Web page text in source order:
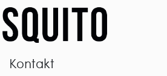
Kontakt